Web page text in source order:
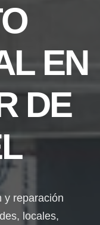
EN
DE
y reparación
locales,